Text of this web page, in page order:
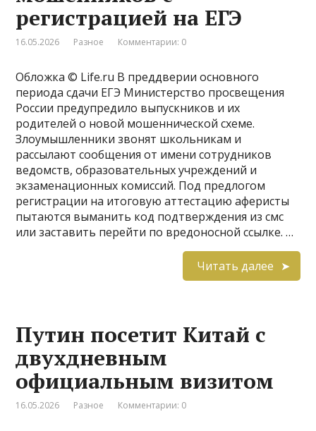
регистрацией на ЕГЭ
16.05.2026 Разное Комментарии: 0
Обложка © Life.ru В преддверии основного
периода сдачи ЕГЭ Министерство просвещения
России предупредило выпускников и их
родителей о новой мошеннической схеме.
Злоумышленники звонят школьникам и
рассылают сообщения от имени сотрудников
ведомств, образовательных учреждений и
экзаменационных комиссий. Под предлогом
регистрации на итоговую аттестацию аферисты
пытаются выманить код подтверждения из смс
или заставить перейти по вредоносной ссылке. …
Читать далее
Путин посетит Китай с
двухдневным
официальным визитом
16.05.2026 Разное Комментарии: 0